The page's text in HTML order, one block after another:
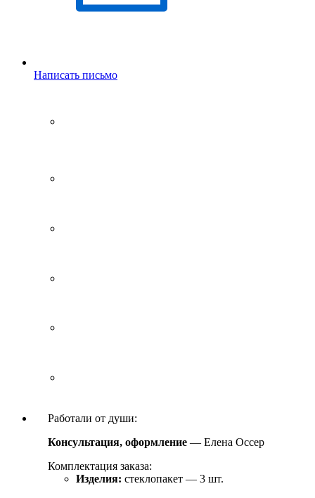
Написать письмо
Работали от души:
Консультация, оформление — Елена Оссер
Комплектация заказа:
Изделия: стеклопакет — 3 шт.